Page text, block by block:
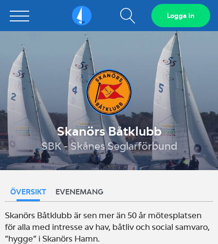
Sailarena Visa
sökfält
Logga in
Skanörs Båtklubb
SBK - Skånes Seglarförbund
ÖVERSIKT EVENEMANG
Skanörs Båtklubb är sen mer än 50 år mötesplatsen
för alla med intresse av hav, båtliv och social samvaro,
”hygge” i Skanörs Hamn.